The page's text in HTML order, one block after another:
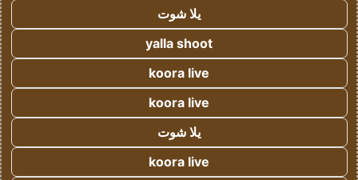
يلا شوت
yalla shoot
koora live
koora live
يلا شوت
koora live